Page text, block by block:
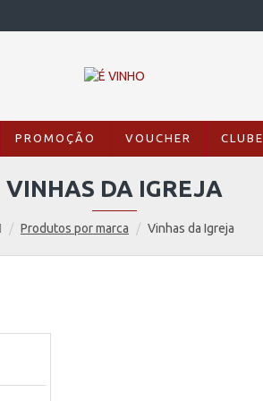
PROMOÇÃO VOUCHER CLUBE
Produtos por marca Vinhas da Igreja
VINHAS DA IGREJA